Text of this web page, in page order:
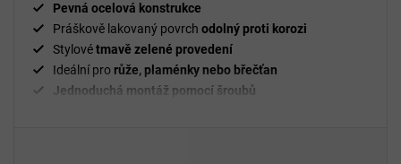
Pevná ocelová konstrukce
Práškově lakovaný povrch odolný proti korozi
Stylovétmavě zelené provedení
Ideální pro růže, plaménky nebo břečťan
Jednoduchá montáž pomocí šroubů